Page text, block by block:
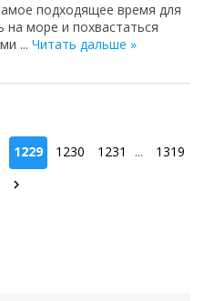
подходящее время для
море и похвастаться
... Читать дальше »
1229 1230 1231 ...
1319